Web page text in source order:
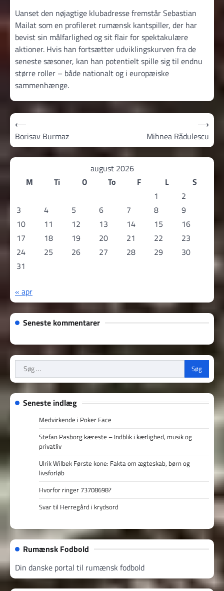
Uanset den nøjagtige klubadresse fremstår Sebastian
Mailat som en profileret rumænsk kantspiller, der har
bevist sin målfarlighed og sit flair for spektakulære
aktioner. Hvis han fortsætter udviklingskurven fra de
seneste sæsoner, kan han potentielt spille sig til endnu
større roller – både nationalt og i europæiske
sammenhænge.
Indlægsnavigation
⟵
Borisav Burmaz
Mihnea Rădulescu
⟶
august 2026
M
Ti O To F L
S
1
2
3
4 5 6 7 8
9
10
11 12 13 14 15
16
17
18 19 20 21 22
23
24
25 26 27 28 29
30
31
« apr
Seneste kommentarer
Søg
efter:
Seneste indlæg
Medvirkende i Poker Face
Stefan Pasborg kæreste – Indblik i kærlighed, musik og
privatliv
Ulrik Wilbek Første kone: Fakta om ægteskab, børn og
livsforløb
Hvorfor ringer 73708698?
Svar til Herregård i krydsord
Rumænsk Fodbold
Din danske portal til rumænsk fodbold